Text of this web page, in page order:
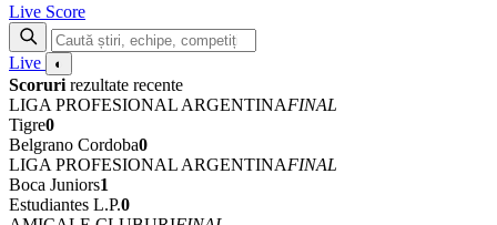
Live Score
Live ◐
Scoruri rezultate recente
LIGA PROFESIONAL ARGENTINAFINAL
Tigre0
Belgrano Cordoba0
LIGA PROFESIONAL ARGENTINAFINAL
Boca Juniors1
Estudiantes L.P.0